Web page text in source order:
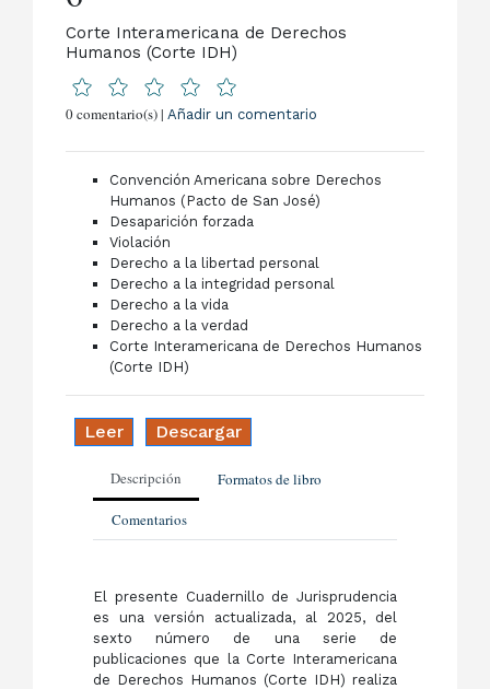
Corte Interamericana de Derechos
Humanos (Corte IDH)
0 comentario(s) |Añadir un comentario
Convención Americana sobre Derechos
Humanos (Pacto de San José)
Desaparición forzada
Violación
Derecho a la libertad personal
Derecho a la integridad personal
Derecho a la vida
Derecho a la verdad
Corte Interamericana de Derechos Humanos
(Corte IDH)
Leer Descargar
Descripción Formatos de libro
Comentarios
El presente Cuadernillo de Jurisprudencia
es una versión actualizada, al 2025, del
sexto número de una serie de
publicaciones que la Corte Interamericana
de Derechos Humanos (Corte IDH) realiza